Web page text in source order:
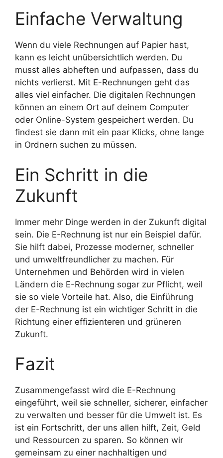
Einfache Verwaltung
Wenn du viele Rechnungen auf Papier hast,
kann es leicht unübersichtlich werden. Du
musst alles abheften und aufpassen, dass du
nichts verlierst. Mit E-Rechnungen geht das
alles viel einfacher. Die digitalen Rechnungen
können an einem Ort auf deinem Computer
oder Online-System gespeichert werden. Du
findest sie dann mit ein paar Klicks, ohne lange
in Ordnern suchen zu müssen.
Ein Schritt in die
Zukunft
Immer mehr Dinge werden in der Zukunft digital
sein. Die E-Rechnung ist nur ein Beispiel dafür.
Sie hilft dabei, Prozesse moderner, schneller
und umweltfreundlicher zu machen. Für
Unternehmen und Behörden wird in vielen
Ländern die E-Rechnung sogar zur Pflicht, weil
sie so viele Vorteile hat. Also, die Einführung
der E-Rechnung ist ein wichtiger Schritt in die
Richtung einer effizienteren und grüneren
Zukunft.
Fazit
Zusammengefasst wird die E-Rechnung
eingeführt, weil sie schneller, sicherer, einfacher
zu verwalten und besser für die Umwelt ist. Es
ist ein Fortschritt, der uns allen hilft, Zeit, Geld
und Ressourcen zu sparen. So können wir
gemeinsam zu einer nachhaltigen und